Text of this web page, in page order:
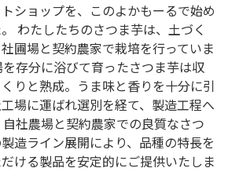
ショップを、このよかもーるで始め
わたしたちのさつま芋は、土づく
圃場と契約農家で栽培を行っていま
存分に浴びて育ったさつま芋は収
りと熟成。うま味と香りを十分に引
場に運ばれ選別を経て、製造工程へ
社農場と契約農家での良質なさつ
造ライン展開により、品種の特長を
ける製品を安定的にご提供いたしま